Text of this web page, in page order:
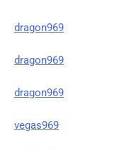
dragon969
dragon969
dragon969
vegas969